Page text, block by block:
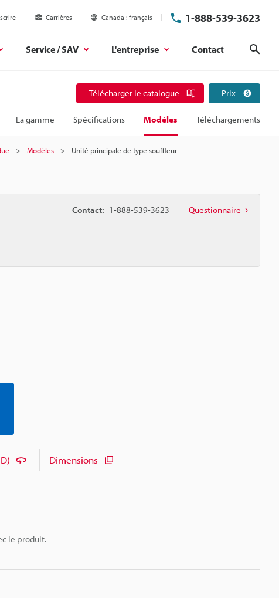
Carrières Canada français 1-888-539-3623
Service / SAV L'entreprise Contact
Télécharger le catalogue Prix
La gamme Spécifications Modèles Téléchargements
Modèles Unité principale de type souffleur
Contact: 1-888-539-3623 Questionnaire
le produit.
Dimensions